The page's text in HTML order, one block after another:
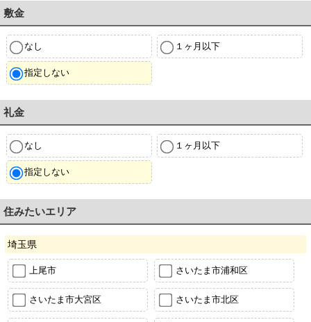
敷金
なし １ヶ月以下
指定しない
礼金
なし １ヶ月以下
指定しない
住みたいエリア
埼玉県
上尾市 さいたま市浦和区
さいたま市大宮区 さいたま市北区